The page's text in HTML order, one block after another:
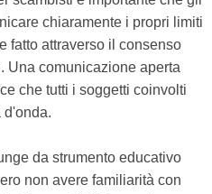
chiaramente i propri limiti
fatto attraverso il consenso
Una comunicazione aperta
che tutti i soggetti coinvolti
d'onda.
da strumento educativo
non avere familiarità con